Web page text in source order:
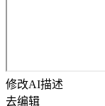
修改AI描述
去编辑